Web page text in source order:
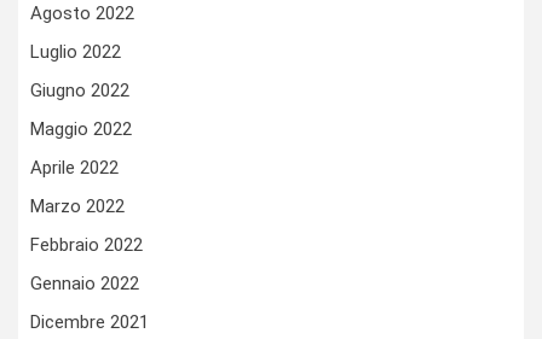
Agosto 2022
Luglio 2022
Giugno 2022
Maggio 2022
Aprile 2022
Marzo 2022
Febbraio 2022
Gennaio 2022
Dicembre 2021